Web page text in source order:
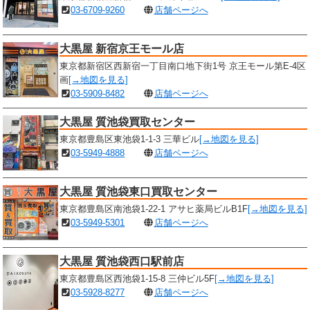
03-6709-9260
店舗ページへ
大黒屋 新宿京王モール店
東京都新宿区西新宿一丁目南口地下街1号 京王モール第E-4区
画[→地図を見る]
03-5909-8482
店舗ページへ
大黒屋 質池袋買取センター
東京都豊島区東池袋1-1-3 三華ビル[→地図を見る]
03-5949-4888
店舗ページへ
大黒屋 質池袋東口買取センター
東京都豊島区南池袋1-22-1 アサヒ薬局ビルB1F[→地図を見る]
03-5949-5301
店舗ページへ
大黒屋 質池袋西口駅前店
東京都豊島区西池袋1-15-8 三仲ビル5F[→地図を見る]
03-5928-8277
店舗ページへ